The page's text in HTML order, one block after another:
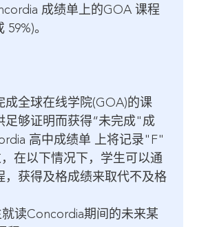
成绩单上的GOA 课程
。
成全球在线学院(GOA)的课
足够证明而获得“未完成"成
高中成绩单 上将记录"F"
在以下情况下，学生可以通
，获得及格成绩来取代不及格
读Concordia期间的未来某